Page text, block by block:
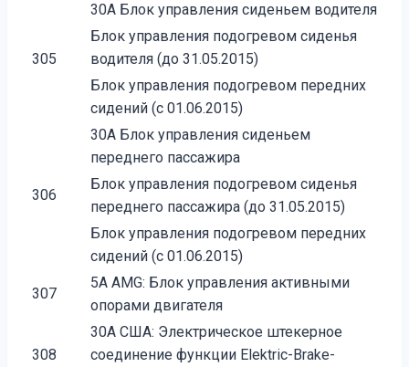
305
30A Блок управления сиденьем водителя
Блок управления подогревом сиденья
водителя (до 31.05.2015)
Блок управления подогревом передних
сидений (с 01.06.2015)
306
30A Блок управления сиденьем
переднего пассажира
Блок управления подогревом сиденья
переднего пассажира (до 31.05.2015)
Блок управления подогревом передних
сидений (с 01.06.2015)
307
5A AMG: Блок управления активными
опорами двигателя
308
30A США: Электрическое штекерное
соединение функции Elektric-Brake-